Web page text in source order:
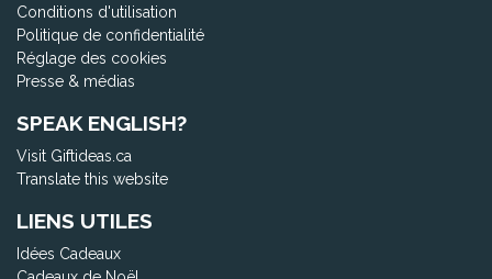
Conditions d'utilisation
Politique de confidentialité
Réglage des cookies
Presse & médias
SPEAK ENGLISH?
Visit Giftideas.ca
Translate this website
LIENS UTILES
Idées Cadeaux